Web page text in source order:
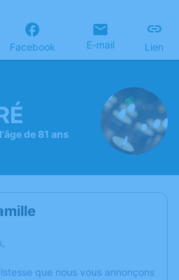
Facebook E-mail Lien
de 81 ans
que nous vous annonçons